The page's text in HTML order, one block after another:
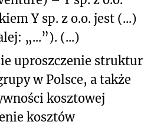
Y sp. z o.o. jest (...)
„...”). (...)
uproszczenie struktur
w Polsce, a także
kosztowej
kosztów